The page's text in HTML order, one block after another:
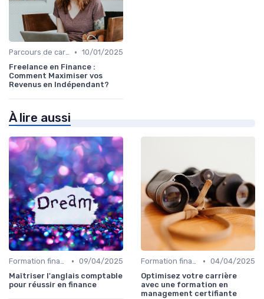
Parcours de carrière en finance • 10/01/2025
Freelance en Finance :
Comment Maximiser vos
Revenus en Indépendant?
À lire aussi
Formation finance & upskilling • 09/04/2025
Maîtriser l'anglais comptable
pour réussir en finance
Formation finance & upskilling • 04/04/2025
Optimisez votre carrière
avec une formation en
management certifiante